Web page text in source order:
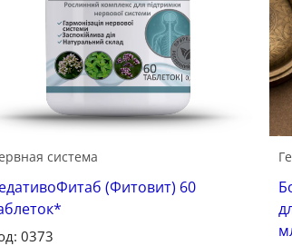
система
(Фитовит) 60
0373